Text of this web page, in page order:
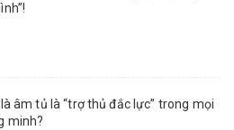
âm tủ là “trợ thủ đắc lực” trong mọi
minh?